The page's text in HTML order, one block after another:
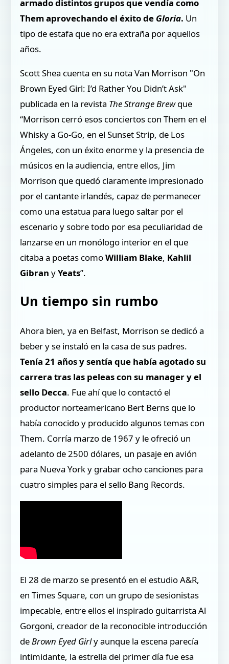
armado distintos grupos que vendía como
Them aprovechando el éxito de Gloria. Un
tipo de estafa que no era extraña por aquellos
años.
Scott Shea cuenta en su nota Van Morrison "On
Brown Eyed Girl: I’d Rather You Didn’t Ask"
publicada en la revista The Strange Brewque
“Morrison cerró esos conciertos con Them en el
Whisky a Go-Go, en el Sunset Strip, de Los
Ángeles, con un éxito enorme y la presencia de
músicos en la audiencia, entre ellos, Jim
Morrison que quedó claramente impresionado
por el cantante irlandés, capaz de permanecer
como una estatua para luego saltar por el
escenario y sobre todo por esa peculiaridad de
lanzarse en un monólogo interior en el que
citaba a poetas comoWilliam Blake, Kahlil
Gibran yYeats”.
Un tiempo sin rumbo
Ahora bien, ya en Belfast, Morrison se dedicó a
beber y se instaló en la casa de sus padres.
Tenía 21 años y sentía que había agotado su
carrera tras las peleas con su manager y el
sello Decca. Fue ahí que lo contactó el
productor norteamericano Bert Berns que lo
había conocido y producido algunos temas con
Them. Corría marzo de 1967 y le ofreció un
adelanto de 2500 dólares, un pasaje en avión
para Nueva York y grabar ocho canciones para
cuatro simples para el sello Bang Records.
El 28 de marzo se presentó en el estudio A&R,
en Times Square, con un grupo de sesionistas
impecable, entre ellos el inspirado guitarrista Al
Gorgoni, creador de la reconocible introducción
de Brown Eyed Girly aunque la escena parecía
intimidante, la estrella del primer día fue esa